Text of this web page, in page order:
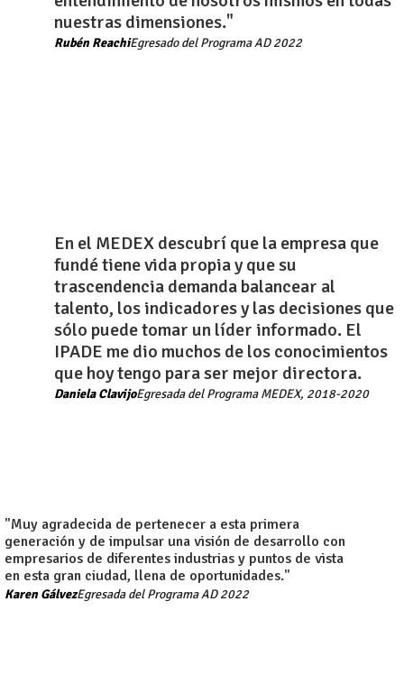
nuestras dimensiones."
Rubén ReachiEgresado del Programa AD 2022
En el MEDEX descubrí que la empresa que
fundé tiene vida propia y que su
trascendencia demanda balancear al
talento, los indicadores y las decisiones que
sólo puede tomar un líder informado. El
IPADE me dio muchos de los conocimientos
que hoy tengo para ser mejor directora.​
Daniela ClavijoEgresada del Programa MEDEX, 2018-2020
"Muy agradecida de pertenecer a esta primera
generación y de impulsar una visión de desarrollo con
empresarios de diferentes industrias y puntos de vista
en esta gran ciudad, llena de oportunidades."
Karen Gálvez​Egresada del Programa AD 2022​